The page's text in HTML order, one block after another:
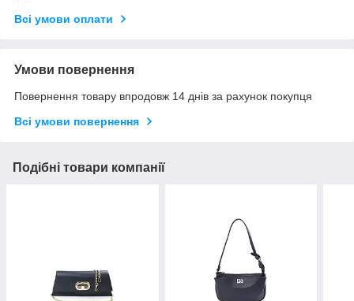
Всі умови оплати
Умови повернення
Повернення товару впродовж 14 днів за рахунок покупця
Всі умови повернення
Подібні товари компанії